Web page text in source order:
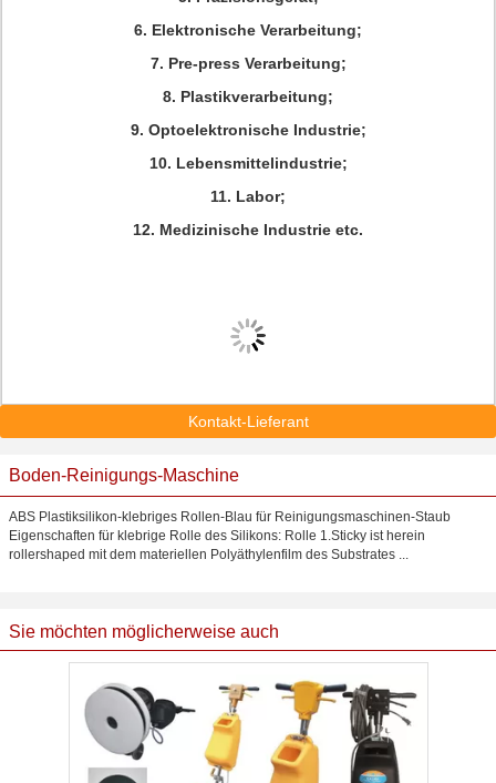
6. Elektronische Verarbeitung;
7. Pre-press Verarbeitung;
8. Plastikverarbeitung;
9. Optoelektronische Industrie;
10. Lebensmittelindustrie;
11. Labor;
12. Medizinische Industrie etc.
Kontakt-Lieferant
Boden-Reinigungs-Maschine
ABS Plastiksilikon-klebriges Rollen-Blau für Reinigungsmaschinen-Staub
Eigenschaften für klebrige Rolle des Silikons: Rolle 1.Sticky ist herein
rollershaped mit dem materiellen Polyäthylenfilm des Substrates ...
Sie möchten möglicherweise auch